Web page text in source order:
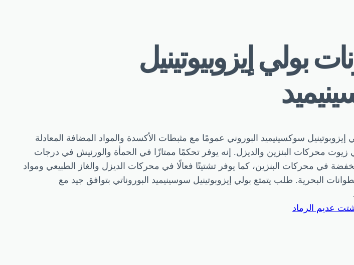
بولي إيزوبيوتينيل
إيزوبوتينيل سوكسينيميد البوروني عمومًا مع مثبطات الأكسدة والمواد المضافة المعادلة
محركات البنزين والديزل. إنه يوفر تحكمًا ممتازًا في الحمأة والورنيش في درجات
في محركات البنزين، كما يوفر تشتيتًا فعالًا في محركات الديزل والغاز الطبيعي ومواد
البحرية. طلب يتمتع بولي إيزوبوتينيل سوسينيميد البوروناتي بتوافق جيد مع
عديم الرماد